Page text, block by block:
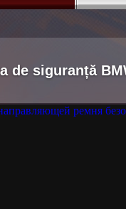
de siguranță